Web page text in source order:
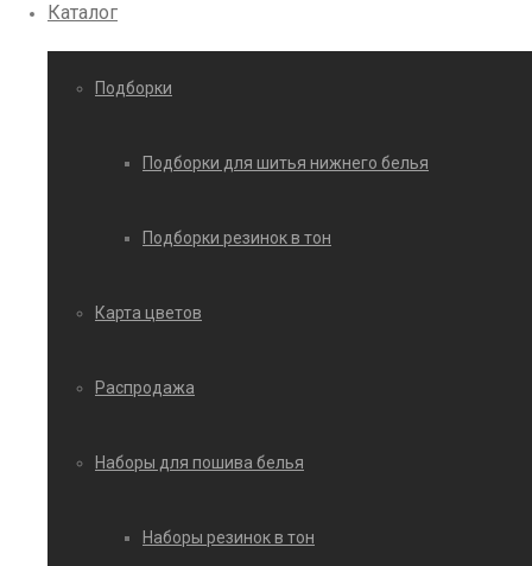
Каталог
Подборки
Подборки для шитья нижнего белья
Подборки резинок в тон
Карта цветов
Распродажа
Наборы для пошива белья
Наборы резинок в тон